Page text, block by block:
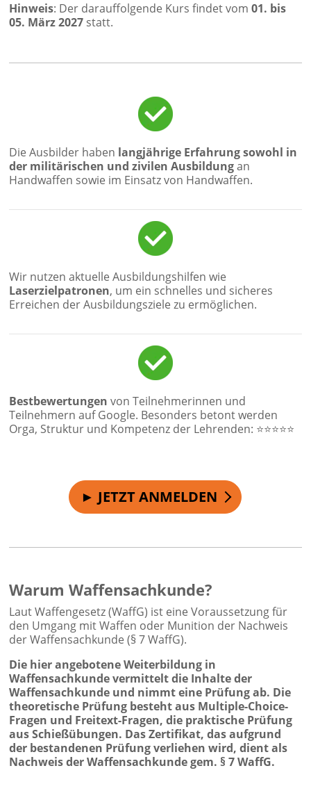
Hinweis: Der darauffolgende Kurs findet vom01. bis
05. März 2027 statt.
Die Ausbilder haben langjährige Erfahrung sowohl in
der militärischen und zivilen Ausbildungan
Handwaffen sowie im Einsatz von Handwaffen.
Wir nutzen aktuelle Ausbildungshilfen wie
Laserzielpatronen, um ein schnelles und sicheres
Erreichen der Ausbildungsziele zu ermöglichen.
Bestbewertungen von Teilnehmerinnen und
Teilnehmern auf Google. Besonders betont werden
Orga, Struktur und Kompetenz der Lehrenden: ⭐⭐⭐⭐⭐
► JETZT ANMELDEN
Warum Waffensachkunde?
Laut Waffengesetz (WaffG) ist eine Voraussetzung für
den Umgang mit Waffen oder Munition der Nachweis
der Waffensachkunde (§ 7 WaffG).
Die hier angebotene Weiterbildung in
Waffensachkunde vermittelt die Inhalte der
Waffensachkunde und nimmt eine Prüfung ab. Die
theoretische Prüfung besteht aus Multiple-Choice-
Fragen und Freitext-Fragen, die praktische Prüfung
aus Schießübungen. Das Zertifikat, das aufgrund
der bestandenen Prüfung verliehen wird, dient als
Nachweis der Waffensachkunde gem. § 7 WaffG.